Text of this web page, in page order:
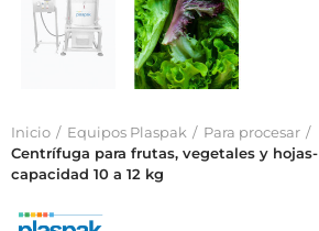
Inicio Equipos Plaspak
Para procesar
Centrífuga para frutas, vegetales y hojas-
capacidad 10 a 12 kg